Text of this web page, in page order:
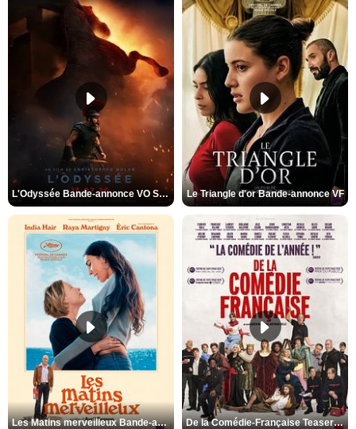
L'Odyssée Bande-annonce VO STFR Le Triangle d'or Bande-annonce VF
Les Matins merveilleux Bande-annonce VF De la Comédie-Française Teaser VF